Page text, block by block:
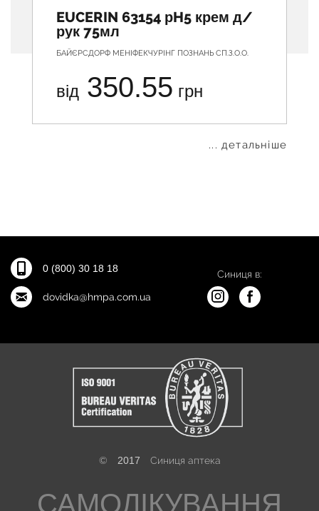
EUCERIN 63154 рH5 крем д/
рук 75мл
БАЙЄРСДОРФ МЕНІФЕКЧУРІНГ ПОЗНАНЬ СП.З.О.О.
від 350.55 грн
... детальніше
0 (800) 30 18 18
dovidka@hmpa.com.ua
Синиця в:
© 2017 Синиця аптека
САМОЛІКУВАННЯ